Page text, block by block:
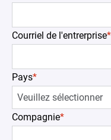
Courriel de l'entrerprise*
Pays*
Compagnie*